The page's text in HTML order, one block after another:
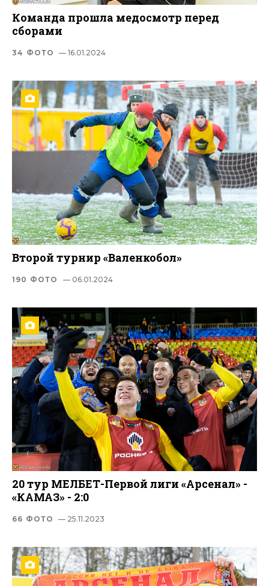
Команда прошла медосмотр перед
сборами
34 ФОТО — 16.01.2024
Второй турнир «Валенкобол»
190 ФОТО — 06.01.2024
20 тур МЕЛБЕТ-Первой лиги «Арсенал» -
«КАМАЗ» - 2:0
66 ФОТО — 25.11.2023